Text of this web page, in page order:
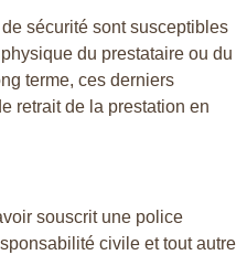
sécurité sont susceptibles
du prestataire ou du
terme, ces derniers
retrait de la prestation en
souscrit une police
civile et tout autre